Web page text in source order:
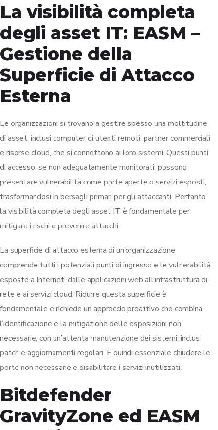
La visibilità completa
degli asset IT: EASM –
Gestione della
Superficie di Attacco
Esterna
Le organizzazioni si trovano a gestire spesso una moltitudine
di asset, inclusi computer di utenti remoti, partner commerciali
e risorse cloud, che si connettono ai loro sistemi. Questi punti
di accesso, se non adeguatamente monitorati, possono
presentare vulnerabilità come porte aperte o servizi esposti,
trasformandosi in bersagli primari per gli attaccanti. Pertanto
la visibilità completa degli asset IT è fondamentale per
mitigare i rischi e prevenire attacchi.
La superficie di attacco esterna di un’organizzazione
comprende tutti i potenziali punti di ingresso e le vulnerabilità
esposte a Internet, dalle applicazioni web all’infrastruttura di
rete e ai servizi cloud. Ridurre questa superficie è
fondamentale e richiede un approccio proattivo che combina
l’identificazione e la mitigazione delle esposizioni non
necessarie, con un’attenta manutenzione dei sistemi, inclusi
patch e aggiornamenti regolari. È quindi essenziale chiudere le
porte non necessarie e disabilitare i servizi inutilizzati.
Bitdefender
GravityZone ed EASM